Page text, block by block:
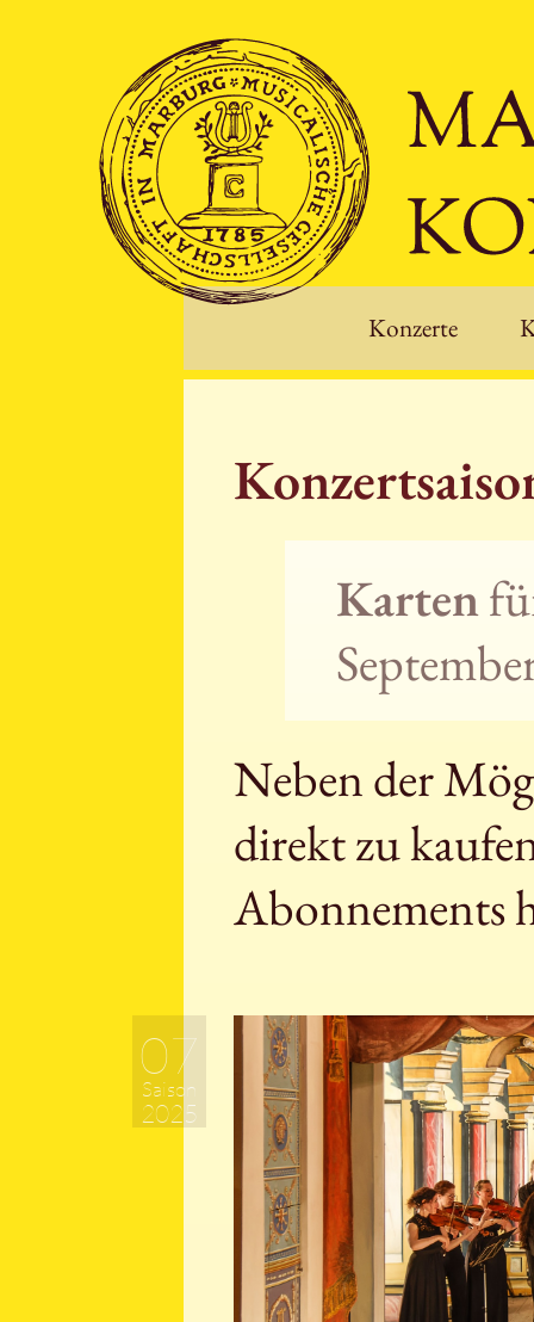
Konzerte
Karten
Neben der
direkt zu
Abonnements
07
Saison
2025